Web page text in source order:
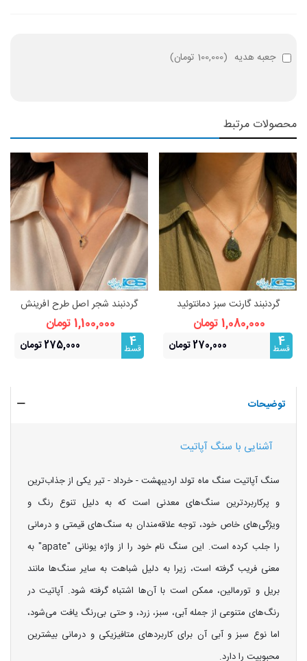
جعبه هدیه (100,000 تومان )
محصولات مرتبط
گردنبند گارنت سبز دمانتوئید
(بازنجیراستیل)
1,080,000 تومان
4
قسط 270,000 تومان
گردنبند شجر اصل طرح افرینش
(بازنجیراستیل) | نماد رشد و
فراوانی1,100,000 تومان
4
قسط 275,000 تومان
توضیحات
آشنایی با سنگ آپاتیت
سنگ آپاتیت سنگ ماه تولد اردیبهشت - خرداد - تیر یکی از جذاب‌ترین
و پرکاربردترین سنگ‌های معدنی است که به دلیل تنوع رنگ و
ویژگی‌های خاص خود، توجه علاقه‌مندان به سنگ‌های قیمتی و درمانی
را جلب کرده است. این سنگ نام خود را از واژه یونانی "apate" به
معنی فریب گرفته است، زیرا به دلیل شباهت به سایر سنگ‌ها مانند
بریل و تورمالین، ممکن است با آن‌ها اشتباه گرفته شود. آپاتیت در
رنگ‌های متنوعی از جمله آبی، سبز، زرد، و حتی بی‌رنگ یافت می‌شود،
اما نوع سبز و آبی آن برای کاربردهای متافیزیکی و درمانی بیشترین
محبوبیت را دارد.